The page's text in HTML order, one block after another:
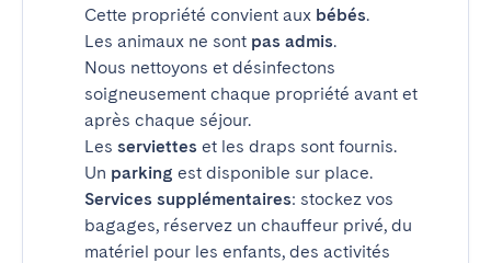
Cette propriété convient aux bébés.
Les animaux ne sont pas admis.
Nous nettoyons et désinfectons
soigneusement chaque propriété avant et
après chaque séjour.
Les serviettes et les draps sont fournis.
Un parking est disponible sur place.
Services supplémentaires: stockez vos
bagages, réservez un chauffeur privé, du
matériel pour les enfants, des activités